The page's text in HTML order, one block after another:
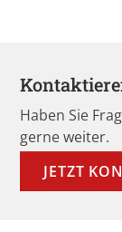
Haben Sie
gerne weiter.
JETZT